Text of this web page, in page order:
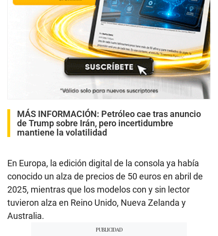
MÁS INFORMACIÓN: Petróleo cae tras anuncio
de Trump sobre Irán, pero incertidumbre
mantiene la volatilidad
En Europa, la edición digital de la consola ya había
conocido un alza de precios de 50 euros en abril de
2025, mientras que los modelos con y sin lector
tuvieron alza en Reino Unido, Nueva Zelanda y
Australia.